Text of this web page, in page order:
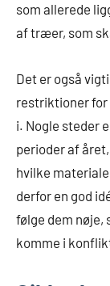
som allerede
af træer, som
Det er også
restriktioner for
i. Nogle steder
perioder af
hvilke
derfor en god
følge dem nøje,
komme i